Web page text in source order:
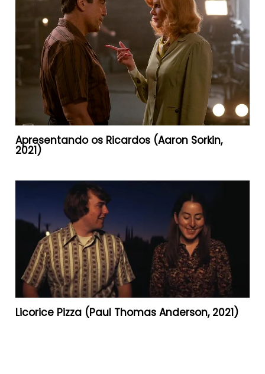
Apresentando os Ricardos (Aaron Sorkin,
2021)
Licorice Pizza (Paul Thomas Anderson, 2021)